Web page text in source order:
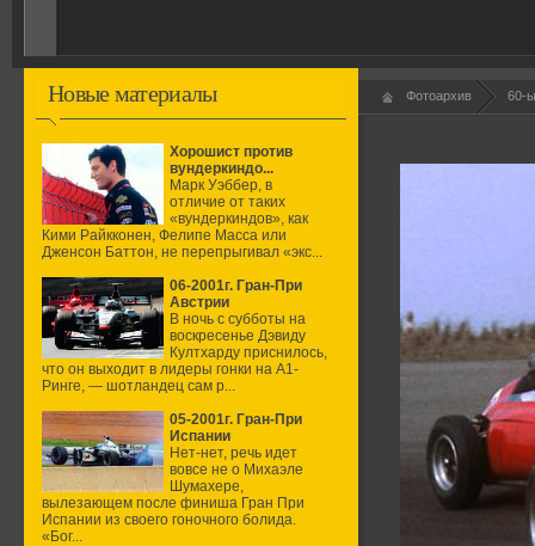
Новые материалы
Хорошист против
вундеркиндо...
Марк Уэббер, в
отличие от таких
«вундеркиндов», как
Кими Райкконен, Фелипе Масса или
Дженсон Баттон, не перепрыгивал «экс...
06-2001г. Гран-При
Австрии
В ночь с субботы на
воскресенье Дэвиду
Култхарду приснилось,
что он выходит в лидеры гонки на А1-
Ринге, — шотландец сам р...
05-2001г. Гран-При
Испании
Нет-нет, речь идет
вовсе не о Михаэле
Шумахере,
вылезающем после финиша Гран При
Испании из своего гоночного болида.
«Бог...
Фотоархив 60-